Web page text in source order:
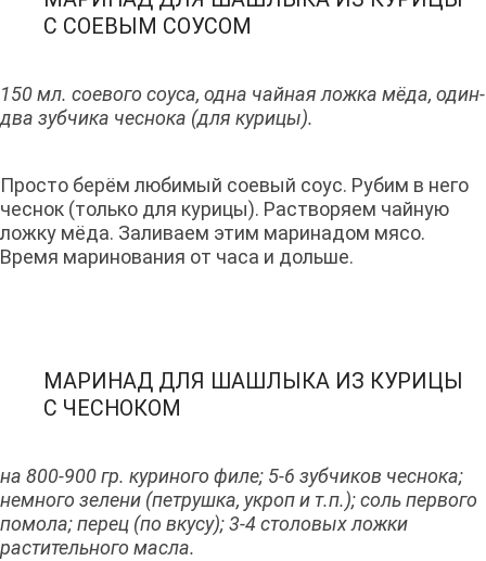
С СОЕВЫМ СОУСОМ
150 мл. соевого соуса, одна чайная ложка мёда, один-
два зубчика чеснока (для курицы).
Просто берём любимый соевый соус. Рубим в него
чеснок (только для курицы). Растворяем чайную
ложку мёда. Заливаем этим маринадом мясо.
Время маринования от часа и дольше.
МАРИНАД ДЛЯ ШАШЛЫКА ИЗ КУРИЦЫ
С ЧЕСНОКОМ
на 800-900 гр. куриного филе; 5-6 зубчиков чеснока;
немного зелени (петрушка, укроп и т.п.); соль первого
помола; перец (по вкусу); 3-4 столовых ложки
растительного масла.